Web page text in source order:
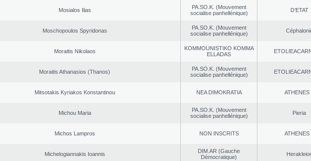
Mosialos Ilias
PA.SO.K. (Mouvement
socialise panhellénique)
D’ETAT
Moschopoulos Spyridonas
PA.SO.K. (Mouvement
socialise panhellénique)
Moraitis Nikolaos
KOMMOUNISTIKO KOMMA
ELLADAS
Moraitis Athanasios (Thanos)
PA.SO.K. (Mouvement
socialise panhellénique)
Mitsotakis Kyriakos Konstantinou NEA DΙMOKRATIA ATHENES
Michou Maria
PA.SO.K. (Mouvement
socialise panhellénique)
Pieria
Michos Lampros NON INSCRITS ATHENES
Michelogiannakis Ioannis
DIM.AR (Gauche
Démocratique)